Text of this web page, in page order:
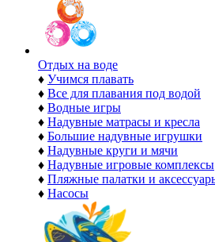
Отдых на воде
♦ Учимся плавать
♦ Все для плавания под водой
♦ Водные игры
♦ Надувные матрасы и кресла
♦ Большие надувные игрушки
♦ Надувные круги и мячи
♦ Надувные игровые комплексы
♦ Пляжные палатки и
♦ Насосы